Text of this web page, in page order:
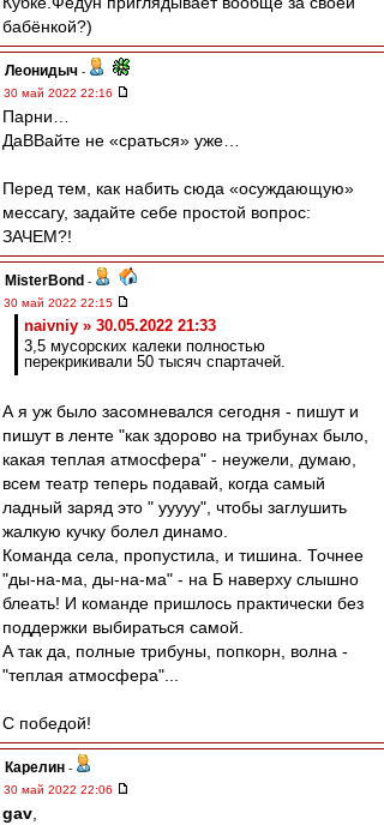
бабёнкой?)
Леонидыч -
30 май 2022 22:16
Парни…
ДаВВайте не «сраться» уже…
Перед тем, как набить сюда «осуждающую»
мессагу, задайте себе простой вопрос:
ЗАЧЕМ?!
MisterBond -
30 май 2022 22:15
naivniy » 30.05.2022 21:33
3,5 мусорских калеки полностью
перекрикивали 50 тысяч спартачей.
А я уж было засомневался сегодня - пишут и
пишут в ленте "как здорово на трибунах было,
какая теплая атмосфера" - неужели, думаю,
всем театр теперь подавай, когда самый
ладный заряд это " ууууу", чтобы заглушить
жалкую кучку болел динамо.
Команда села, пропустила, и тишина. Точнее
"ды-на-ма, ды-на-ма" - на Б наверху слышно
блеать! И команде пришлось практически без
поддержки выбираться самой.
А так да, полные трибуны, попкорн, волна -
"теплая атмосфера"...
С победой!
Карелин -
30 май 2022 22:06
gav